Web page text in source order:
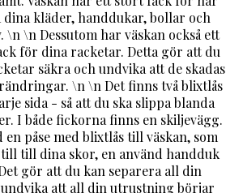
kläder, handdukar, bollar och
\n Dessutom har väskan också ett
för dina racketar. Detta gör att du
säkra och undvika att de skadas
\n \n Det finns två blixtlås
sida - så att du ska slippa blanda
I både fickorna finns en skiljevägg.
påse med blixtlås till väskan, som
till dina skor, en använd handduk
gör att du kan separera all din
att all din utrustning börjar